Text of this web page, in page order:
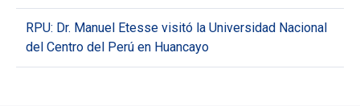
RPU: Dr. Manuel Etesse visitó la Universidad Nacional
del Centro del Perú en Huancayo